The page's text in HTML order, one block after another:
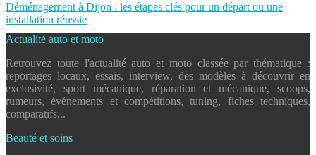
Déménagement à Dijon : les étapes clés pour un départ ou une
installation réussie
Actualité auto et moto
Retrouvez toute l'actualité auto et moto classée par thématique :
reportages locaux, essais, interview, des modèles à découvrir en
exclusivité, sport mécanique, réparation et mécanique, scoops,
rumeurs, événements et compétitions, tuning, fiches techniques,
comparatifs...
Beauté et soins